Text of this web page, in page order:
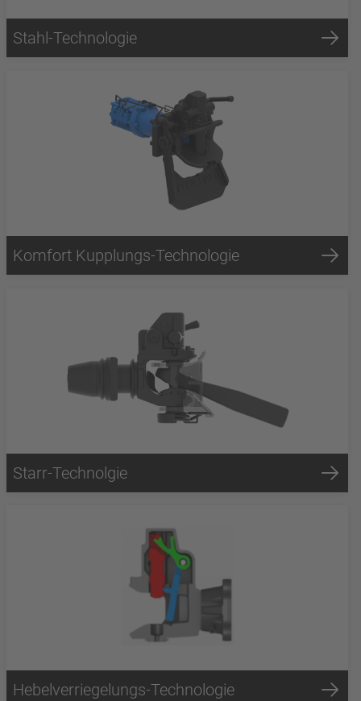
Stahl-Technologie
Komfort Kupplungs-Technologie
Starr-Technolgie
Hebelverriegelungs-Technologie